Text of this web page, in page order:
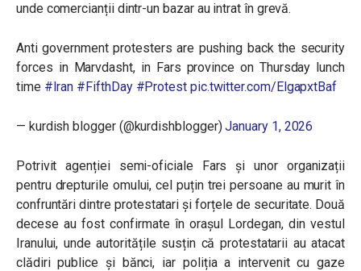
unde comercianții dintr-un bazar au intrat în grevă.
Anti government protesters are pushing back the security
forces in Marvdasht, in Fars province on Thursday lunch
time #Iran #FifthDay #Protest pic.twitter.com/ElgapxtBaf
— kurdish blogger (@kurdishblogger)January 1, 2026
Potrivit agenției semi-oficiale Fars și unor organizații
pentru drepturile omului, cel puțin trei persoane au murit în
confruntări dintre protestatari și forțele de securitate. Două
decese au fost confirmate în orașul Lordegan, din vestul
Iranului, unde autoritățile susțin că protestatarii au atacat
clădiri publice și bănci, iar poliția a intervenit cu gaze